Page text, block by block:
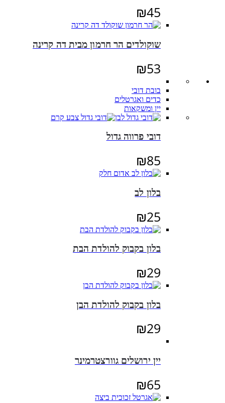
₪45
שוקולדים הר חרמון מבית דה קרינה
₪53
בובת דובי
כדים ואגרטלים
יין ומשקאות
דובי פרווה גדול
₪85
בלון לב
₪25
בלון בקבוק להולדת הבת
₪29
בלון בקבוק להולדת הבן
₪29
יין ירושלים גוורצטרמינר
₪65